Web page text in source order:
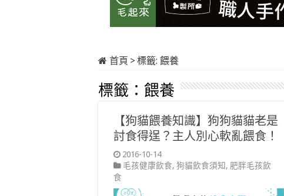
首頁 > 標籤: 餵養
標籤： 餵養
【狗貓餵養知識】狗狗貓貓老是
討食得逞？主人別心軟亂餵食！
2016-10-14
毛孩健康飲食, 狗貓飲食須知, 肥胖毛孩飲
食